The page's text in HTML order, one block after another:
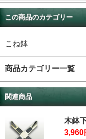
この商品のカテゴリー
こね鉢
商品カテゴリー一覧
関連商品
木鉢
3,960